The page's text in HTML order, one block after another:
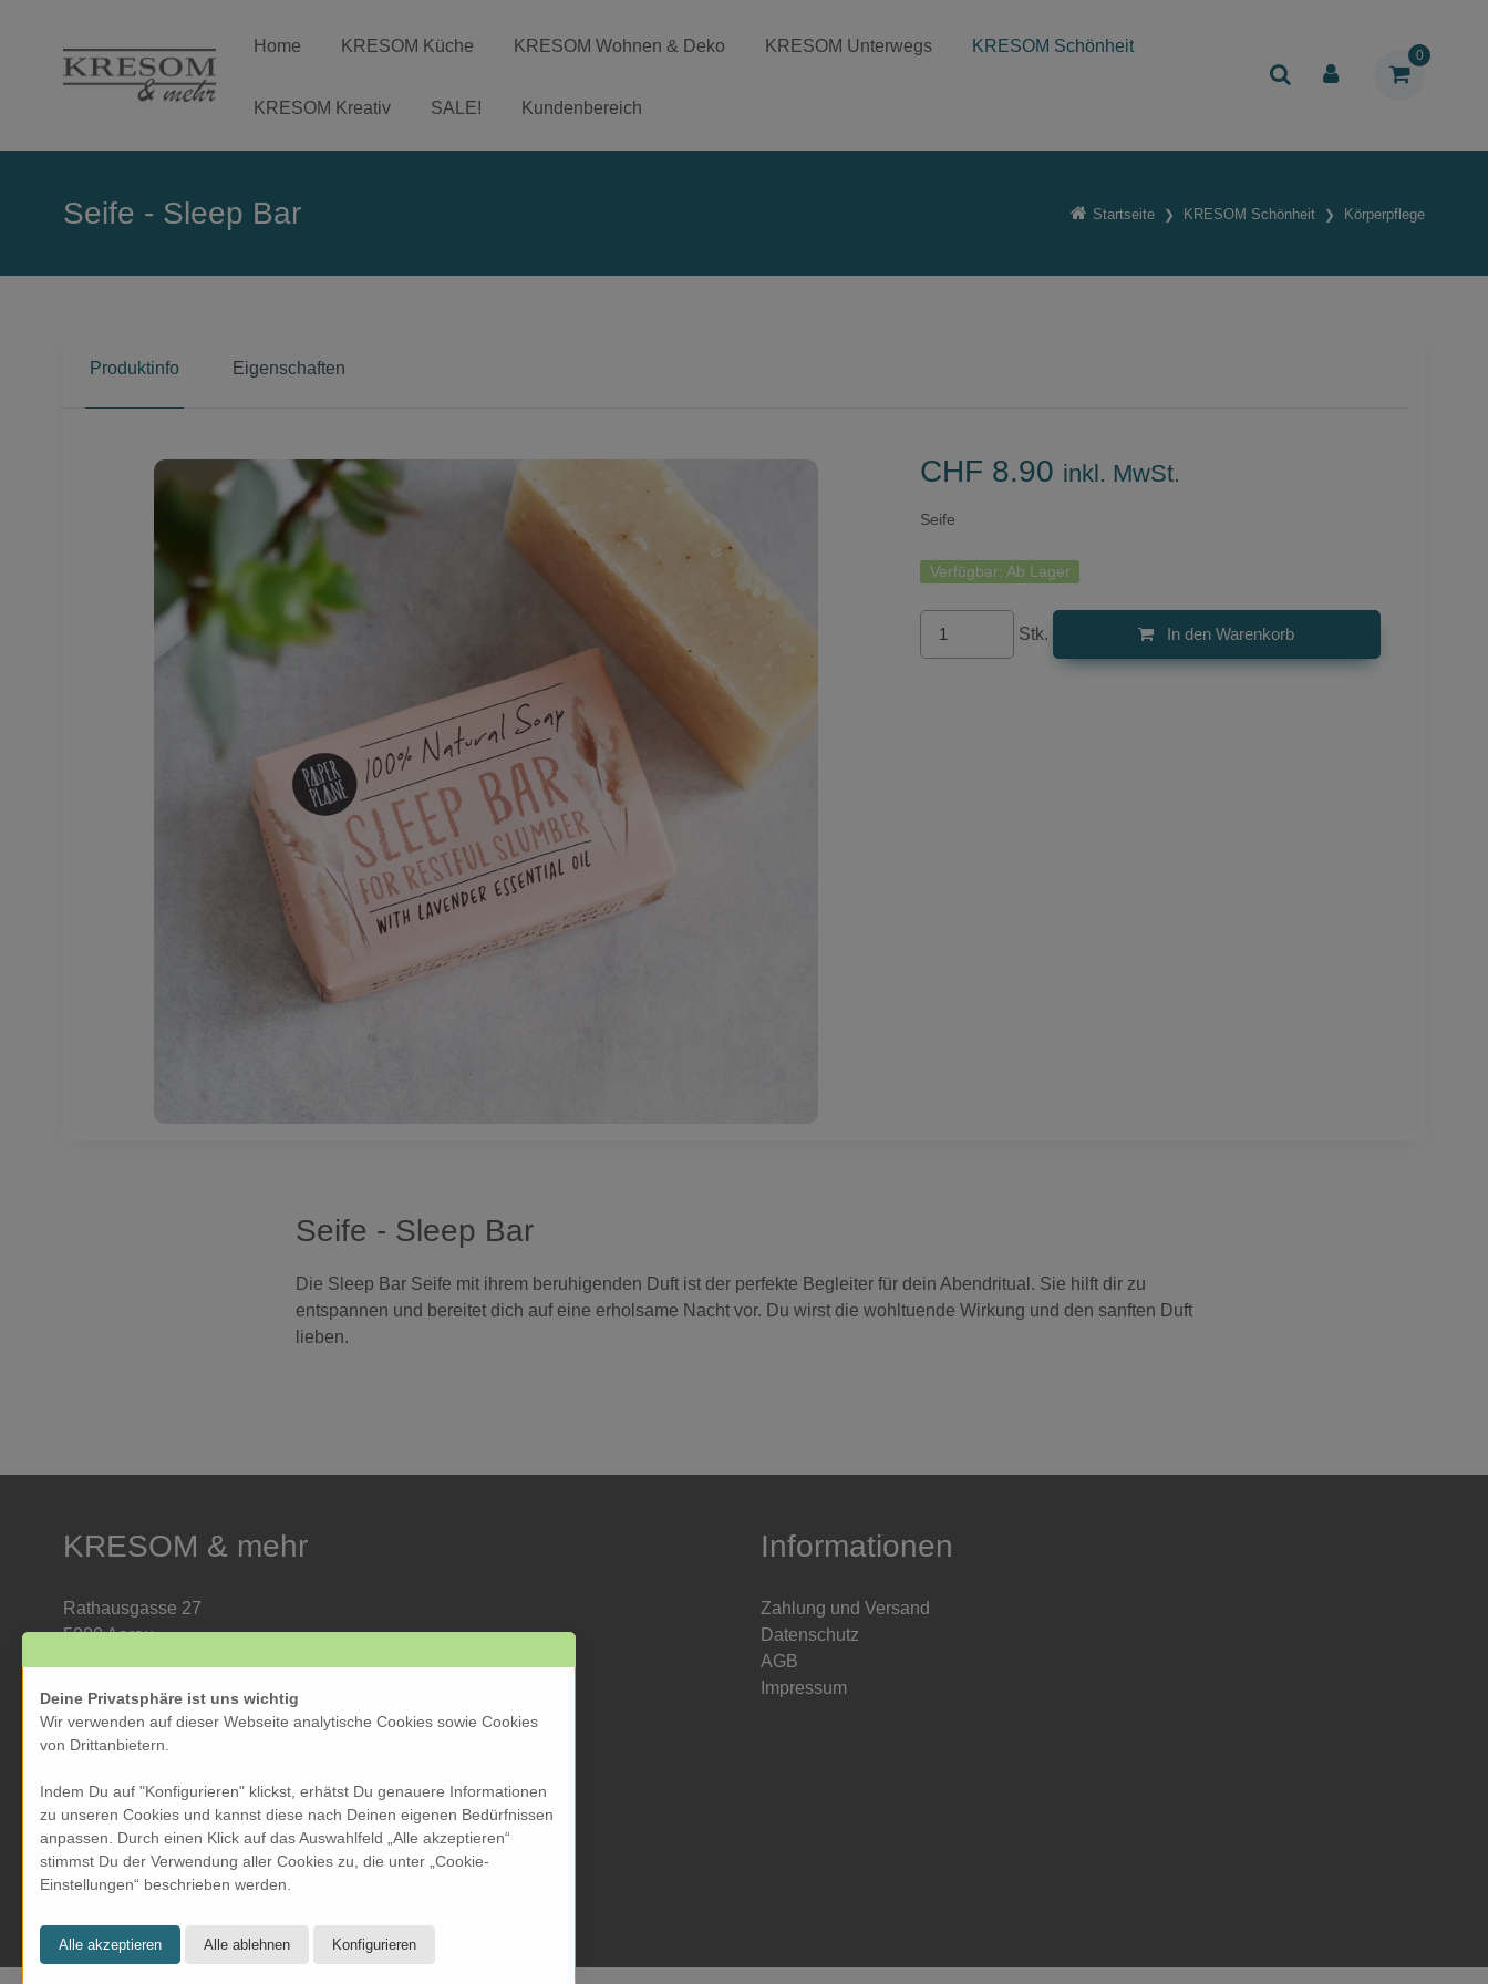
0
Home KRESOM Küche KRESOM Wohnen & Deko KRESOM Unterwegs KRESOM Schönheit
KRESOM Kreativ SALE! Kundenbereich
Startseite KRESOM Schönheit Körperpflege
Seife - Sleep Bar
Produktinfo Eigenschaften
CHF 8.90 inkl. MwSt.
Seife
Verfügbar: Ab Lager
Stk. In den Warenkorb
Seife - Sleep Bar
Die Sleep Bar Seife mit ihrem beruhigenden Duft ist der perfekte Begleiter für dein Abendritual. Sie hilft dir zu
entspannen und bereitet dich auf eine erholsame Nacht vor. Du wirst die wohltuende Wirkung und den sanften Duft
lieben.
KRESOM & mehr
Rathausgasse 27
5000 Aarau
Öffnungszeiten Laden:
Samstag: 09.30 bis 17.00 Uhr
Sonntag & Montag geschlossen
Informationen
Zahlung und Versand
Datenschutz
AGB
Impressum
Deine Privatsphäre ist uns wichtig
Wir verwenden auf dieser Webseite analytische Cookies sowie Cookies
von Drittanbietern.
Indem Du auf "Konfigurieren" klickst, erhätst Du genauere Informationen
zu unseren Cookies und kannst diese nach Deinen eigenen Bedürfnissen
anpassen. Durch einen Klick auf das Auswahlfeld „Alle akzeptieren“
stimmst Du der Verwendung aller Cookies zu, die unter „Cookie-
Einstellungen“ beschrieben werden.